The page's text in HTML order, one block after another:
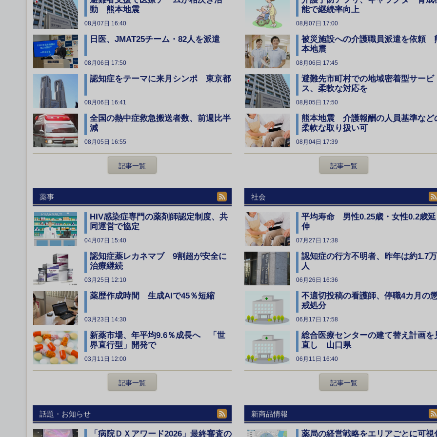
動 熊本地震
08月07日 16:40
日医、JMAT25チーム・82人を派遣
08月06日 17:50
認知症をテーマに来月シンポ 東京都
08月06日 16:41
全国の熱中症救急搬送者数、前週比半
減
08月05日 16:55
記事一覧
能で継続率向上
08月07日 17:00
被災施設への介護職員派遣を依頼
本地震
08月06日 17:45
避難先市町村での地域密着型サービ
ス、柔軟な対応を
08月05日 17:50
熊本地震 介護報酬の人員基準など
柔軟な取り扱い可
08月04日 17:39
記事一覧
薬事
HIV感染症専門の薬剤師認定制度、共
同運営で協定
04月07日 15:40
認知症薬レカネマブ 9割超が安全に
治療継続
03月25日 12:10
薬歴作成時間 生成AIで45％短縮
03月23日 14:30
新薬市場、年平均9.6％成長へ 「世
界直行型」開発で
03月11日 12:00
記事一覧
社会
平均寿命 男性0.25歳・女性0.2歳延
伸
07月27日 17:38
認知症の行方不明者、昨年は約1.7万
人
06月26日 16:36
不適切投稿の看護師、停職4カ月の
戒処分
06月17日 17:58
総合医療センターの建て替え計画を
直し 山口県
06月11日 16:40
記事一覧
話題・お知らせ
「病院ＤＸアワード2026」最終審査の
新商品情報
薬局の経営戦略をエリアごとに可視